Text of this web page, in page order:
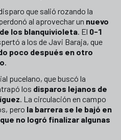
que salió rozando la
al aprovechar un nuevo
los blanquivioleta. El 0-1
a los de Javi Baraja, que
poco después en otro
.
pucelano, que buscó la
los disparos lejanos de
. La circulación en campo
pero la barrera se le bajó en
no logró finalizar algunas